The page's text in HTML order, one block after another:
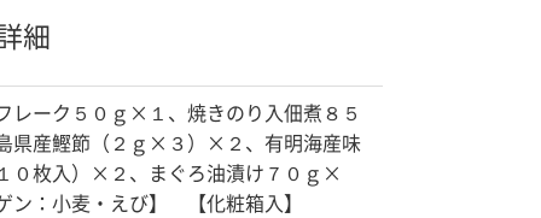
細
レーク５０ｇ×１、焼きのり入佃煮８５
県産鰹節（２ｇ×３）×２、有明海産味
０枚入）×２、まぐろ油漬け７０ｇ×
：小麦・えび】 【化粧箱入】